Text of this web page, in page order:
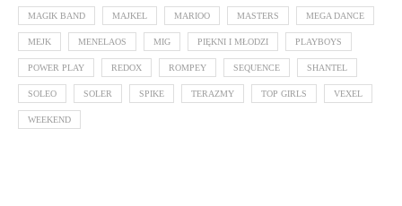
MAGIK BAND MAJKEL MARIOO MASTERS MEGA DANCE
MEJK MENELAOS MIG PIĘKNI I MŁODZI PLAYBOYS
POWER PLAY REDOX ROMPEY SEQUENCE SHANTEL
SOLEO SOLER SPIKE TERAZMY TOP GIRLS VEXEL
WEEKEND